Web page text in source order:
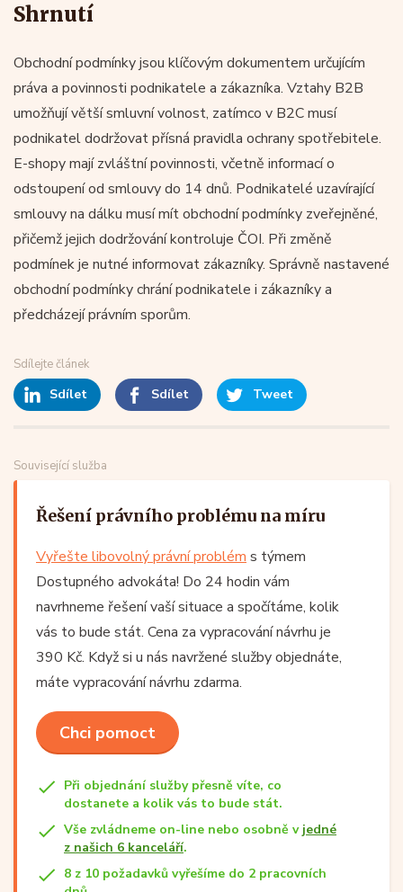
Shrnutí
Obchodní podmínky jsou klíčovým dokumentem určujícím
práva a povinnosti podnikatele a zákazníka. Vztahy B2B
umožňují větší smluvní volnost, zatímco v B2C musí
podnikatel dodržovat přísná pravidla ochrany spotřebitele.
E-shopy mají zvláštní povinnosti, včetně informací o
odstoupení od smlouvy do 14 dnů. Podnikatelé uzavírající
smlouvy na dálku musí mít obchodní podmínky zveřejněné,
přičemž jejich dodržování kontroluje ČOI. Při změně
podmínek je nutné informovat zákazníky. Správně nastavené
obchodní podmínky chrání podnikatele i zákazníky a
předcházejí právním sporům.
Sdílejte článek
Sdílet Sdílet Tweet
Související služba
Řešení právního problému na míru
Vyřešte libovolný právní problém s týmem
Dostupného advokáta! Do 24 hodin vám
navrhneme řešení vaší situace a spočítáme, kolik
vás to bude stát. Cena za vypracování návrhu je
390 Kč. Když si u nás navržené služby objednáte,
máte vypracování návrhu zdarma.
Chci pomoct
Při objednání služby přesně víte, co
dostanete a kolik vás to bude stát.
Vše zvládneme on-line nebo osobně v jedné
z našich 6 kanceláří.
8 z 10 požadavků vyřešíme do 2 pracovních